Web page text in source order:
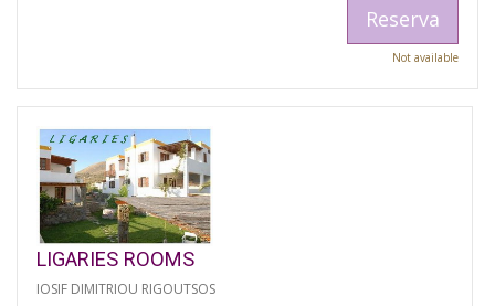
Reserva
Not available
LIGARIES ROOMS
IOSIF DIMITRIOU RIGOUTSOS